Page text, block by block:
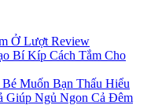
Ở Lượt Review
Bí Kíp Cách Tắm Cho
Muốn Bạn Thấu Hiểu
Giúp Ngủ Ngon Cả Đêm